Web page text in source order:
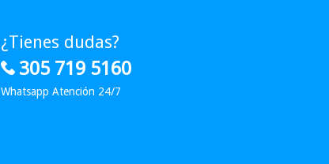
¿Tienes dudas?
305 719 5160
Whatsapp Atención 24/7